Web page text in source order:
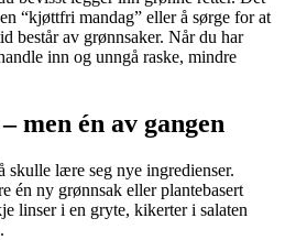
“kjøttfri mandag” eller å sørge for at
består av grønnsaker. Når du har
inn og unngå raske, mindre
men én av gangen
skulle lære seg nye ingredienser.
én ny grønnsak eller plantebasert
linser i en gryte, kikerter i salaten